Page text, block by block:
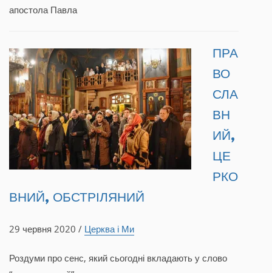
апостола Павла
ПРА
ВО
СЛА
ВН
ИЙ,
ЦЕ
РКО
ВНИЙ, ОБСТРІЛЯНИЙ
29 червня 2020 / Церква і Ми
Роздуми про сенс, який сьогодні вкладають у слово